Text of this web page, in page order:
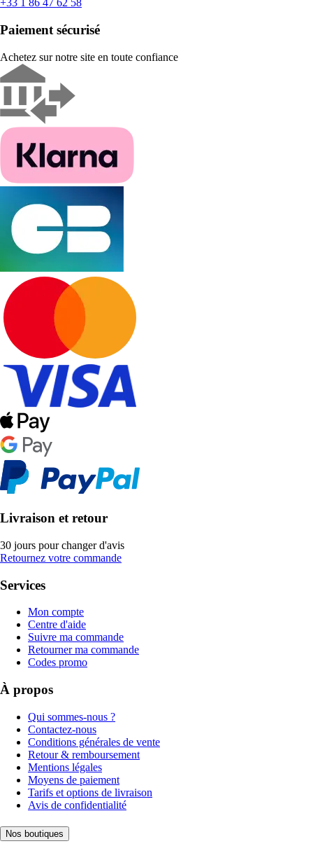
+33 1 86 47 62 58
Paiement sécurisé
Achetez sur notre site en toute confiance
Livraison et retour
30 jours pour changer d'avis
Retournez votre commande
Services
Mon compte
Centre d'aide
Suivre ma commande
Retourner ma commande
Codes promo
À propos
Qui sommes-nous ?
Contactez-nous
Conditions générales de vente
Retour & remboursement
Mentions légales
Moyens de paiement
Tarifs et options de livraison
Avis de confidentialité
Nos boutiques